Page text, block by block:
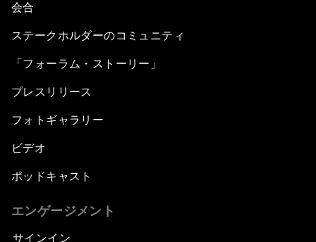
会合
ステークホルダーのコミュニティ
「フォーラム・ストーリー」
プレスリリース
フォトギャラリー
ビデオ
ポッドキャスト
エンゲージメント
サインイン